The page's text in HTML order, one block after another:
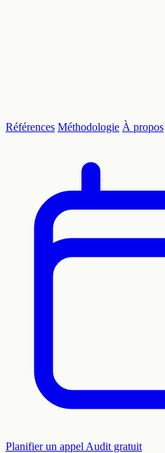
Références Méthodologie À propos
Planifier un appel Audit gratuit